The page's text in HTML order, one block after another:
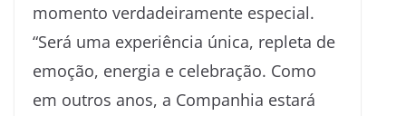
momento verdadeiramente especial.
“Será uma experiência única, repleta de
emoção, energia e celebração. Como
em outros anos, a Companhia estará